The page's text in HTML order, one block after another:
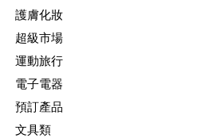
護膚化妝
超級市場
運動旅行
電子電器
預訂產品
文具類